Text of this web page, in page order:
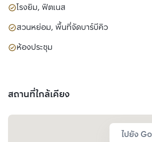
โรงยิม, ฟิตเนส
สวนหย่อม, พื้นที่จัดบาร์บีคิว
ห้องประชุม
สถานที่ใกล้เคียง
ไปยัง